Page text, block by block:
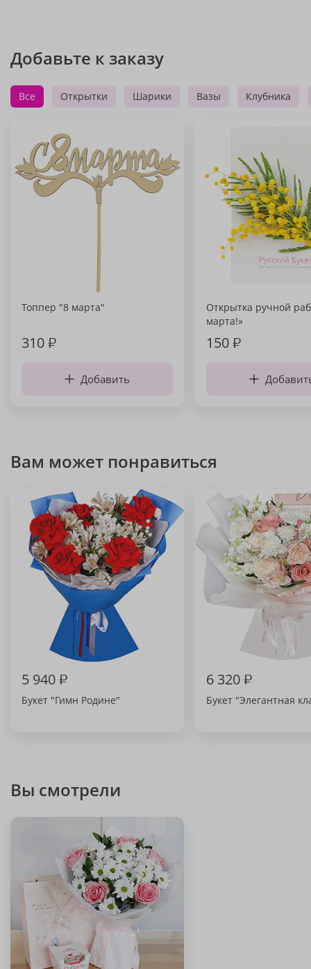
Добавьте к заказу
Все Открытки Шарики Вазы Клубника
Топпер "8 марта"
310₽
Добавить
Открытка ручной
марта!»
150₽
Вам может понравиться
5 940₽
Букет "Гимн Родине"
6 320₽
Букет "Элегантная
Вы смотрели